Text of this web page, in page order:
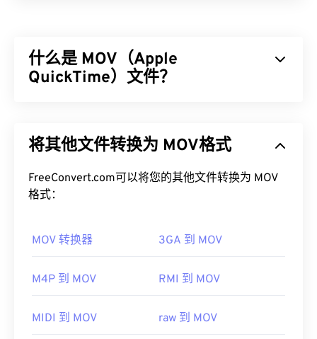
上，F4V 通常被称为“Flash 视频
编
解码器压缩多媒体文件，并方便在互联网上以流式音
在大多数平台上，F4V 文件默认使用Adob​​e Flash
Player打开。在 Microsoft Windows 操作系统上，
Adobe AIR
需要注意的是，
Apple iOS 设备不支持 Adob​​e Flash
的浏览器，可以绕过 iOS 的限制。
什么是 MOV（Apple
QuickTime）文件？
媒体文件保存到用户设备而闻名。其显著特点之一是
件进行高度精准的编辑。
默认情况下，MOV 文件使用QuickTime
Windows Media Player
打开，但较新版本的播放器无
请使用VLC Media Player
，该播放器支持多种平
将其他文件转换为 MOV格式
FreeConvert.com可以将您的其他文件转换为 MOV
格式：
MOV 转换器 3GA 到 MOV
M4P 到 MOV RMI 到 MOV
MIDI 到 MOV raw 到 MOV